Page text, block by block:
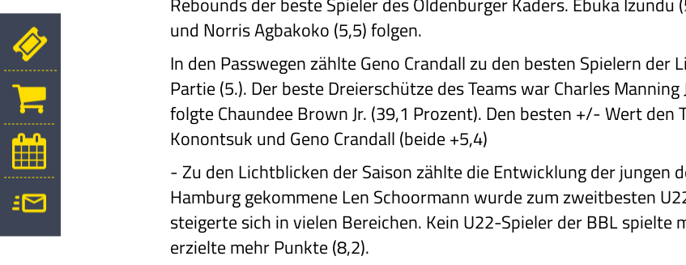
und Norris Agbakoko (5,5) folgen.
In den Passwegen zählte Geno Crandall zu den besten Spielern der
Partie (5.). Der beste Dreierschütze des Teams war Charles
folgte Chaundee Brown Jr. (39,1 Prozent). Den besten +/- Wert den
Konontsuk und Geno Crandall (beide +5,4)
- Zu den Lichtblicken der Saison zählte die Entwicklung der jungen
Hamburg gekommene Len Schoormann wurde zum zweitbesten
steigerte sich in vielen Bereichen. Kein U22-Spieler der BBL spielte
erzielte mehr Punkte (8,2).